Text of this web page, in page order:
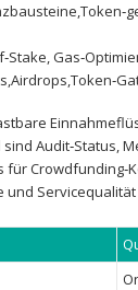
Audit‑Status,
Servicequalität